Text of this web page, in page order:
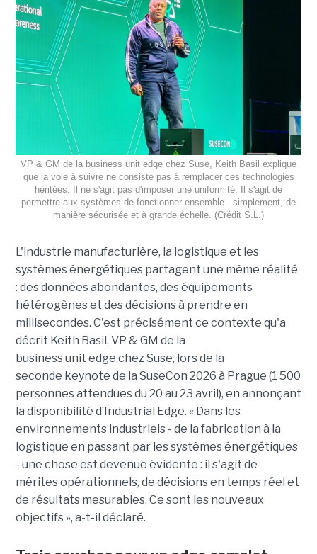
VP & GM de la business unit edge chez Suse, Keith Basil explique
que la voie à suivre ne consiste pas à remplacer ces technologies
héritées. Il ne s'agit pas d'imposer une uniformité. Il s'agit de
permettre aux systèmes de fonctionner ensemble - simplement, de
manière sécurisée et à grande échelle. (Crédit S.L.)
L'industrie manufacturière, la logistique et les
systèmes énergétiques partagent une même réalité
: des données abondantes, des équipements
hétérogènes et des décisions à prendre en
millisecondes. C'est précisément ce contexte qu'a
décrit Keith Basil, VP & GM de la
business unit edge chez Suse, lors de la
seconde keynote de la SuseCon 2026 à Prague (1 500
personnes attendues du 20 au 23 avril), en annonçant
la disponibilité d’Industrial Edge. « Dans les
environnements industriels - de la fabrication à la
logistique en passant par les systèmes énergétiques
- une chose est devenue évidente : il s'agit de
mérites opérationnels, de décisions en temps réel et
de résultats mesurables. Ce sont les nouveaux
objectifs », a-t-il déclaré.